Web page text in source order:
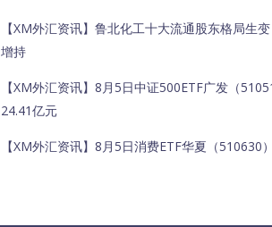
【XM外汇资讯】鲁北化工十大流通股东格局生
增持
【XM外汇资讯】8月5日中证500ETF广发（
24.41亿元
【XM外汇资讯】8月5日消费ETF华夏（